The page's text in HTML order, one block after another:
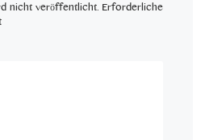
nicht veröffentlicht. Erforderliche